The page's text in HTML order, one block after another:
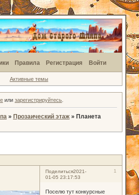
Правила Регистрация Войти
Активные темы
илизарегистрируйтесь
» Прозаический этаж » Планета
Поделиться 1
2021-
01-05 23:17:53
Поселю тут конкурсные